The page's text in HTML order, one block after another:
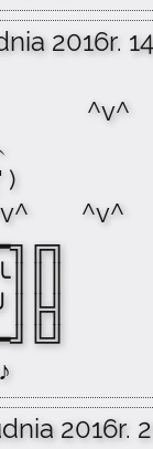
2016r.
^v^
)
^v^ ^v^
2016r.